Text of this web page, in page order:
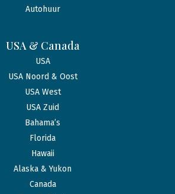
Autohuur
USA & Canada
USA
USA Noord & Oost
USA West
USA Zuid
Bahama’s
Florida
Hawaii
Alaska & Yukon
Canada